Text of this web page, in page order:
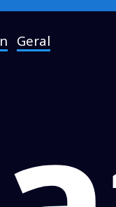
Geral